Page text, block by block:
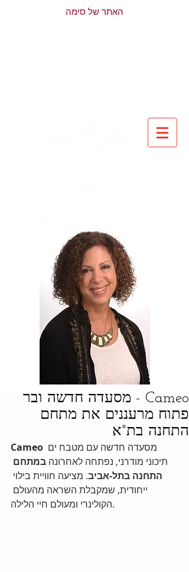
האתר של סימה
Cameo - מסעדה חדשה ובר
פתוח מרעננים את מתחם
התחנה בת"א
Cameo
תיכוני מודרני, נפתחה לאחרונה במתחם
התחנה בתל-אביב. מציעה חוויית בילוי
ייחודית, שמקבלת השראה מהעולם
הקולינרי ומעולם חיי הלילה.